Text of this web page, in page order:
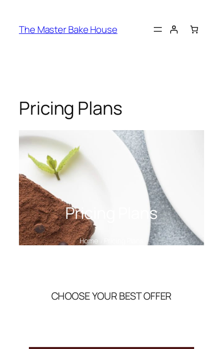
The Master Bake House
Pricing Plans
Pricing Plans
Home
CHOOSE YOUR BEST OFFER